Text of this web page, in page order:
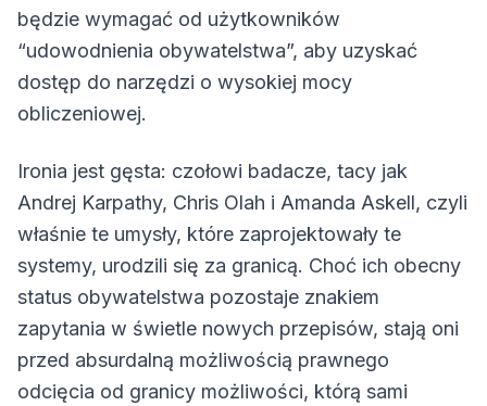
będzie wymagać od użytkowników
“udowodnienia obywatelstwa”, aby uzyskać
dostęp do narzędzi o wysokiej mocy
obliczeniowej.
Ironia jest gęsta: czołowi badacze, tacy jak
Andrej Karpathy, Chris Olah i Amanda Askell, czyli
właśnie te umysły, które zaprojektowały te
systemy, urodzili się za granicą. Choć ich obecny
status obywatelstwa pozostaje znakiem
zapytania w świetle nowych przepisów, stają oni
przed absurdalną możliwością prawnego
odcięcia od granicy możliwości, którą sami